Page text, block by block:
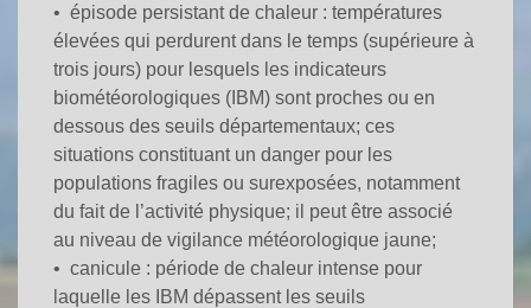
• épisode persistant de chaleur : températures
élevées qui perdurent dans le temps (supérieure à
trois jours) pour lesquels les indicateurs
biométéorologiques (IBM) sont proches ou en
dessous des seuils départementaux; ces
situations constituant un danger pour les
populations fragiles ou surexposées, notamment
du fait de l’activité physique; il peut être associé
au niveau de vigilance météorologique jaune;
• canicule : période de chaleur intense pour
laquelle les IBM dépassent les seuils